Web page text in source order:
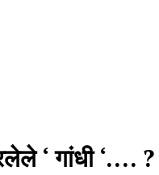
‘ गांधी ‘…. ?